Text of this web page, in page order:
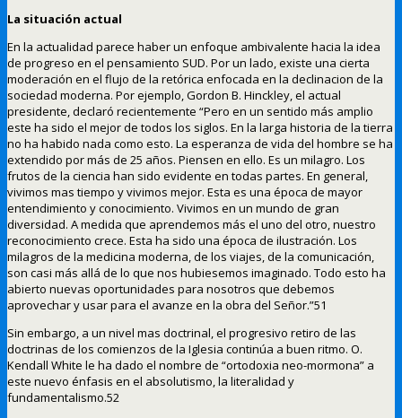
La situación actual
En la actualidad parece haber un enfoque ambivalente hacia la idea
de progreso en el pensamiento SUD. Por un lado, existe una cierta
moderación en el flujo de la retórica enfocada en la declinacion de la
sociedad moderna. Por ejemplo, Gordon B. Hinckley, el actual
presidente, declaró recientemente “Pero en un sentido más amplio
este ha sido el mejor de todos los siglos. En la larga historia de la tierra
no ha habido nada como esto. La esperanza de vida del hombre se ha
extendido por más de 25 años. Piensen en ello. Es un milagro. Los
frutos de la ciencia han sido evidente en todas partes. En general,
vivimos mas tiempo y vivimos mejor. Esta es una época de mayor
entendimiento y conocimiento. Vivimos en un mundo de gran
diversidad. A medida que aprendemos más el uno del otro, nuestro
reconocimiento crece. Esta ha sido una época de ilustración. Los
milagros de la medicina moderna, de los viajes, de la comunicación,
son casi más allá de lo que nos hubiesemos imaginado. Todo esto ha
abierto nuevas oportunidades para nosotros que debemos
aprovechar y usar para el avanze en la obra del Señor.”51
Sin embargo, a un nivel mas doctrinal, el progresivo retiro de las
doctrinas de los comienzos de la Iglesia continúa a buen ritmo. O.
Kendall White le ha dado el nombre de “ortodoxia neo-mormona” a
este nuevo énfasis en el absolutismo, la literalidad y
fundamentalismo.52